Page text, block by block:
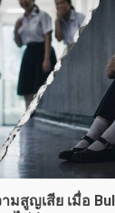
มสูญเสีย เมื่อ